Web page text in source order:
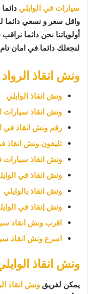
سيارات في الوايلي
واقل سعر و نسعي دائما
أولوياتنا نحن دائما
لنجعلك دائما في امان
ونش انقاذ الرواد
ونش انقاذ الوايلي
ونش انقاذ سيارات
رقم ونش انقاذ في
تليفون ونش انقاذ
ونش انقاذ سيارات
ونش انقاذ في
ونش انقاذ بالوايلي
ونش إنقاذ في
اقرب ونش انقاذ
اسرع ونش انقاذ
ونش انقاذ
يمكن لفريق ونش انقاذ